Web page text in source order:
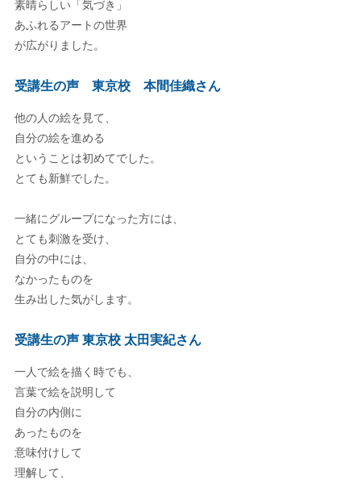
素晴らしい「気づき」
あふれるアートの世界
が広がりました。
受講生の声 東京校 本間佳織さん
他の人の絵を見て、
自分の絵を進める
ということは初めてでした。
とても新鮮でした。
一緒にグループになった方には、
とても刺激を受け、
自分の中には、
なかったものを
生み出した気がします。
受講生の声 東京校 太田実紀さん
一人で絵を描く時でも、
言葉で絵を説明して
自分の内側に
あったものを
意味付けして
理解して、